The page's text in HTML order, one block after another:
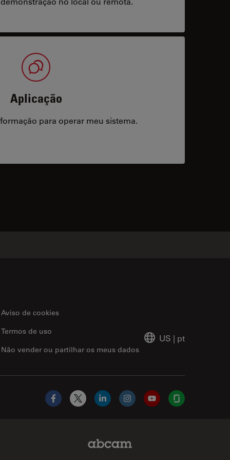
Aplicação
para operar meu sistema.
Aviso de cookies
Não vender ou partilhar os meus dados
Termos de uso
US | pt
Facebook
X LinkedInInstagramYouTubeGlassdoor